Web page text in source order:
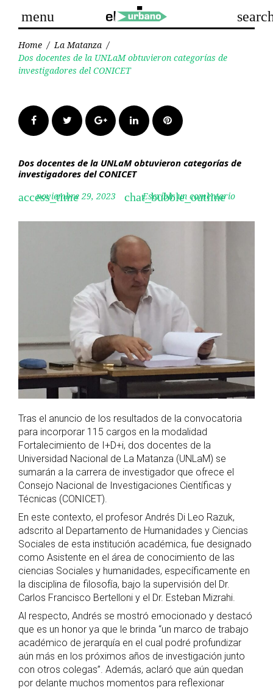
content
menu
Home / La Matanza /
Dos docentes de la UNLaM obtuvieron categorías de
investigadores del CONICET
FacebookTwitter Google+LinkedInPinterest
Dos docentes de la UNLaM obtuvieron categorías de
investigadores del CONICET
access_time
noviembre 29, 2023 chat_bubble_outline
Escribir un comentario
Tras el anuncio de los resultados de la convocatoria
para incorporar 115 cargos en la modalidad
Fortalecimiento de I+D+i, dos docentes de la
Universidad Nacional de La Matanza (UNLaM) se
sumarán a la carrera de investigador que ofrece el
Consejo Nacional de Investigaciones Científicas y
Técnicas (CONICET).
En este contexto, el profesor Andrés Di Leo Razuk,
adscrito al Departamento de Humanidades y Ciencias
Sociales de esta institución académica, fue designado
como Asistente en el área de conocimiento de las
ciencias Sociales y humanidades, específicamente en
la disciplina de filosofía, bajo la supervisión del Dr.
Carlos Francisco Bertelloni y el Dr. Esteban Mizrahi.
Al respecto, Andrés se mostró emocionado y destacó
que es un honor ya que le brinda “un marco de trabajo
académico de jerarquía en el cual podré profundizar
aún más en los próximos años de investigación junto
con otros colegas”. Además, aclaró que aún quedan
por delante muchos momentos para reflexionar